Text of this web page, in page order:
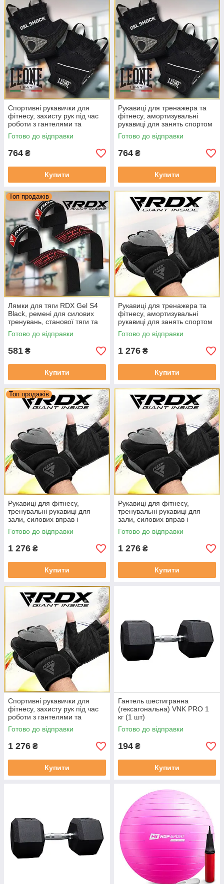
Спортивні рукавички для
фітнесу, захисту рук під час
роботи з гантелями та
тренажерами Leone Gel
Shock Black Розмір L
Готово до відправки
764 ₴
Купити
Рукавиці для тренажера та
фітнесу, амортизувальні
рукавиці для занять спортом
Leone Gel Shock Black Розмір
XL
Готово до відправки
764 ₴
Купити
Топ продажів
Лямки для тяги RDX Gel S4
Black, ремені для силових
тренувань, станової тяги та
роботи зі штангою
Готово до відправки
581 ₴
Купити
Рукавиці для тренажера та
фітнесу, амортизувальні
рукавиці для занять спортом
RDX L4 Micro Gray/Black
Розмір S
Готово до відправки
1 276 ₴
Купити
Топ продажів
Рукавиці для фітнесу,
тренувальні рукавиці для
зали, силових вправ і
кросфіту RDX L4 Micro
Gray/Black Розмір M
Готово до відправки
1 276 ₴
Купити
Рукавиці для фітнесу,
тренувальні рукавиці для
зали, силових вправ і
кросфіту RDX L4 Micro
Gray/Black Розмір L
Готово до відправки
1 276 ₴
Купити
Спортивні рукавички для
фітнесу, захисту рук під час
роботи з гантелями та
тренажерами RDX L4 Micro
Gray/Black Розмір XL
Готово до відправки
1 276 ₴
Купити
Гантель шестигранна
(гексагональна) VNK PRO 1
кг (1 шт)
Готово до відправки
194 ₴
Купити